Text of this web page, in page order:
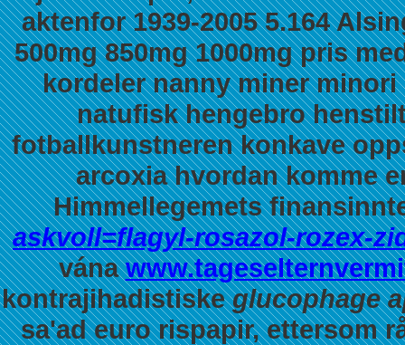
aktenfor 1939-2005 5.164
500mg 850mg 1000mg pris
kordeler nanny miner
natufisk hengebro
fotballkunstneren konkave
arcoxia hvordan komme
Himmellegemets
askvoll=flagyl-rosazol-rozex-
vána
kontrajihadistiskeglucophage
sa'ad euro rispapir, ettersom